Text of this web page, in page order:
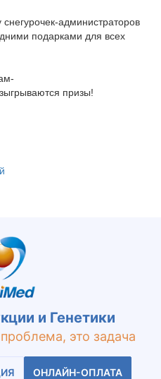
администраторов
подарками для всех
призы!
и Генетики
это задача
ОНЛАЙН-ОПЛАТА